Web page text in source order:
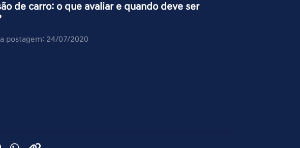
de carro: o que avaliar e quando deve ser
postagem: 24/07/2020